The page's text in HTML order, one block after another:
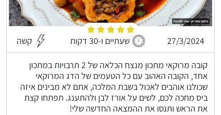
27/3/2024 שעתיים ו-30 דקות קשה
קובה מרוקאי מתכון מנצח הכלאה של 2 תרבויות במתכון
אחד, הקובה האהוב עם כל הטעמים של הדג המרוקאי
שכולנו אוהבים לאכול בשבת המלכה, אתם לא מבינים איזה
ביס מחכה לכם, לשים על אורז לבן ולהתענג. תפתחו קצת
את הראש ותנסו את ההמצאה החדשה שלי!